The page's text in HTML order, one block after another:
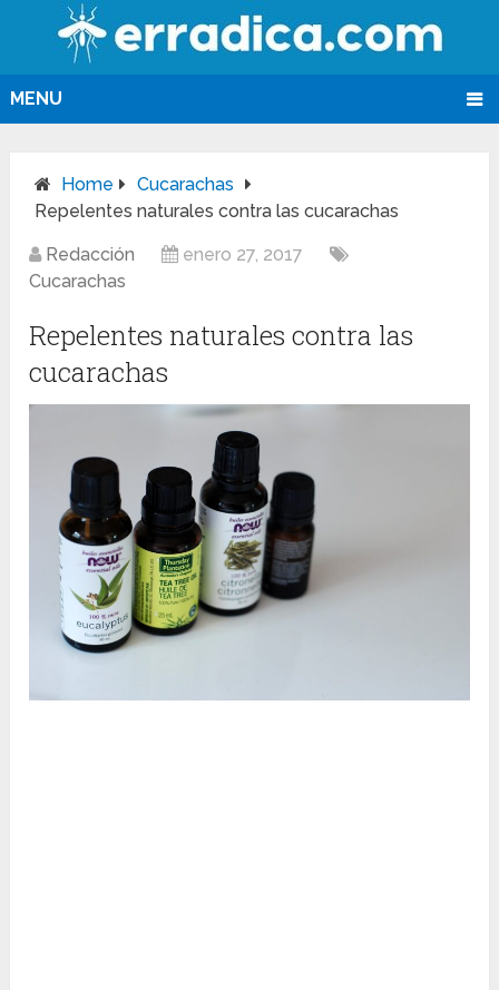
MENU
Home
Cucarachas
Repelentes naturales contra las cucarachas
Redacción
enero 27, 2017
Cucarachas
Repelentes naturales contra las
cucarachas